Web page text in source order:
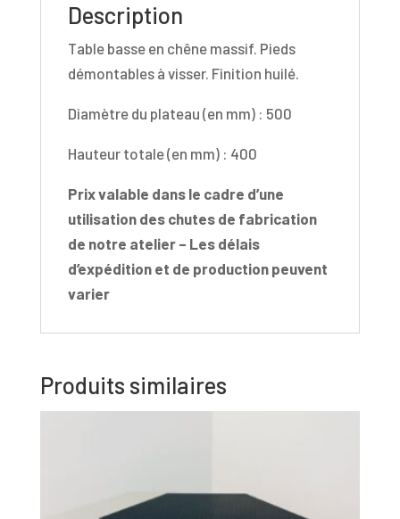
Description
Table basse en chêne massif. Pieds
démontables à visser. Finition huilé.
Diamètre du plateau (en mm) : 500
Hauteur totale (en mm) : 400
Prix valable dans le cadre d’une
utilisation des chutes de fabrication
de notre atelier – Les délais
d’expédition et de production peuvent
varier
Produits similaires